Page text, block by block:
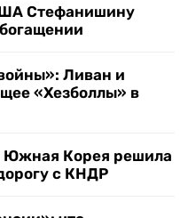
Стефанишину
Ливан и
«Хезболлы» в
Корея решила
с КНДР